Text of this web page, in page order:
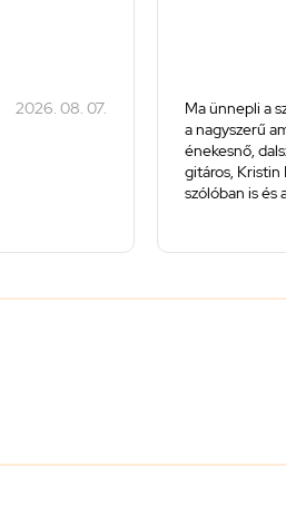
2026. 08. 07.
Ma ünnepli a
a nagyszerű
énekesnő,
gitáros, Kristin
szólóban is és